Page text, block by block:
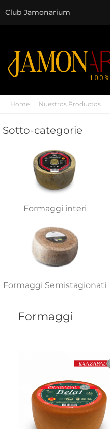
Club Jamonarium
Home Nuestros Productos
Sotto-categorie
Formaggi interi
Formaggi Semistagionati
Formaggi